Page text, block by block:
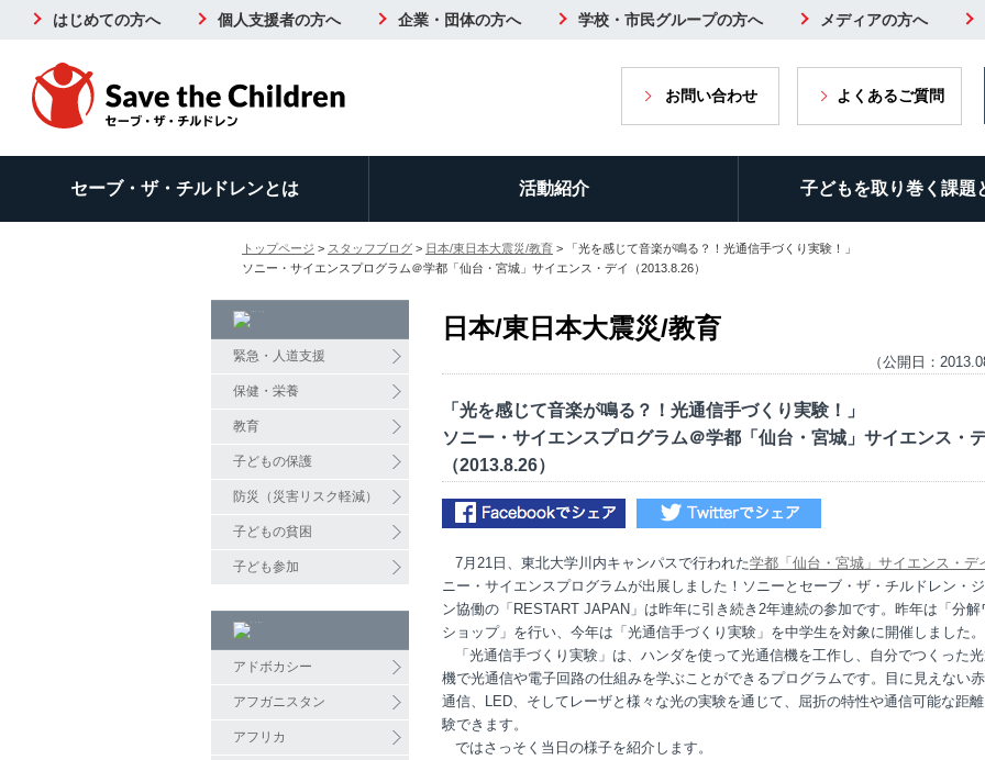
はじめての方へ 個人支援者の方へ 企業・団体の方へ 学校・市民グループの方へ メディアの方へ
お問い合わせ よくあるご質問
セーブ・ザ・チルドレンとは 活動紹介 子どもを取り巻く課題
トップページ > スタッフブログ > 日本/東日本大震災/教育 > 「光を感じて音楽が鳴る？！光通信手づくり実験！」
ソニー・サイエンスプログラム＠学都「仙台・宮城」サイエンス・デイ（2013.8.26）
緊急・人道支援
保健・栄養
教育
子どもの保護
防災（災害リスク軽減）
子どもの貧困
子ども参加
アドボカシー
アフガニスタン
アフリカ
日本/東日本大震災/教育
（公開日：
「光を感じて音楽が鳴る？！光通信手づくり実験！」
ソニー・サイエンスプログラム＠学都「仙台・宮城」サイエンス・
（2013.8.26）
7月21日、東北大学川内キャンパスで行われた学都「仙台・宮城」サイエンス・デ
ニー・サイエンスプログラムが出展しました！ソニーとセーブ・ザ・チルドレン・
ン協働の「RESTART JAPAN」は昨年に引き続き2年連続の参加です。昨年は「分解
ショップ」を行い、今年は「光通信手づくり実験」を中学生を対象に開催しました。
「光通信手づくり実験」は、ハンダを使って光通信機を工作し、自分でつくった
機で光通信や電子回路の仕組みを学ぶことができるプログラムです。目に見えない
通信、LED、そしてレーザと様々な光の実験を通じて、屈折の特性や通信可能な距
験できます。
ではさっそく当日の様子を紹介します。